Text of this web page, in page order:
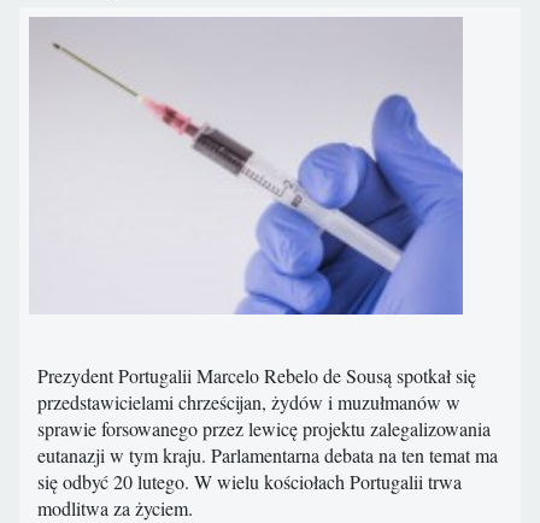
Prezydent Portugalii Marcelo Rebelo de Sousą spotkał się
przedstawicielami chrześcijan, żydów i muzułmanów w
sprawie forsowanego przez lewicę projektu zalegalizowania
eutanazji w tym kraju. Parlamentarna debata na ten temat ma
się odbyć 20 lutego. W wielu kościołach Portugalii trwa
modlitwa za życiem.